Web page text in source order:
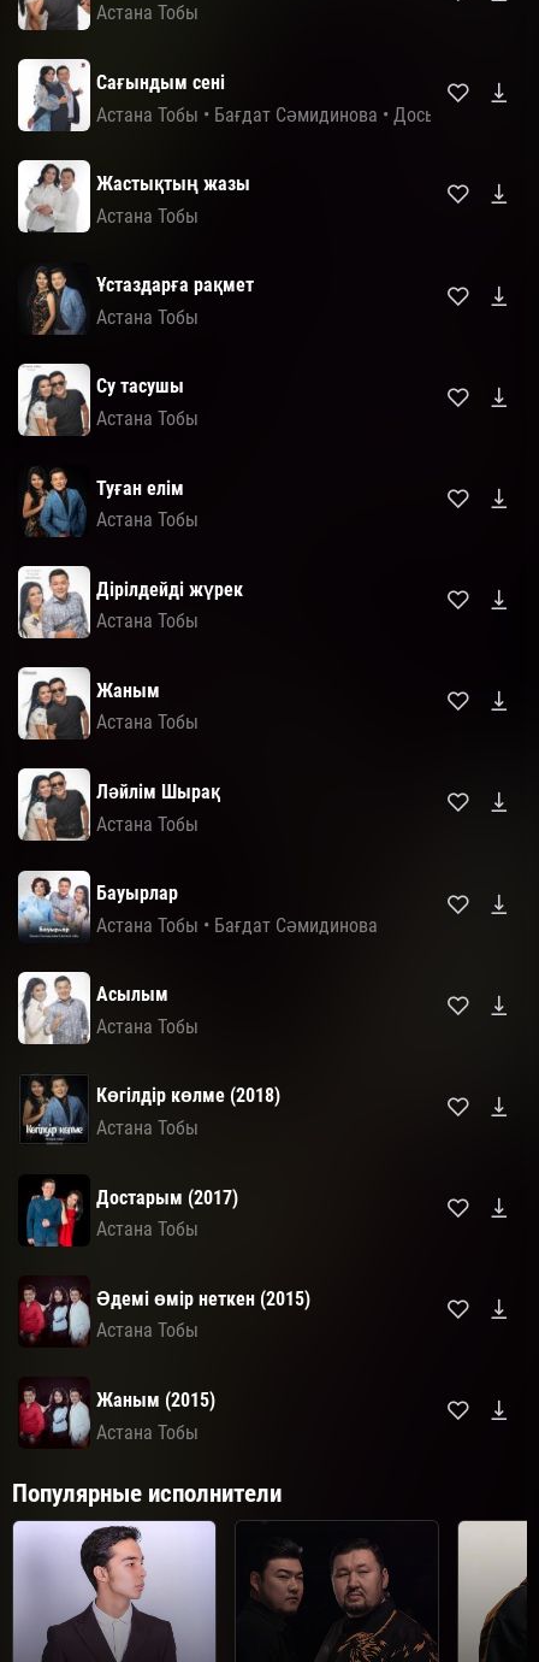
Астана Тобы
Сағындым сені
Астана Тобы • Бағдат Сәмидинова • Досымжан
Жастықтың жазы
Астана Тобы
Ұстаздарға рақмет
Астана Тобы
Су тасушы
Астана Тобы
Туған елім
Астана Тобы
Дірілдейді жүрек
Астана Тобы
Жаным
Астана Тобы
Лəйлім Шырақ
Астана Тобы
Бауырлар
Астана Тобы • Бағдат Сәмидинова
Асылым
Астана Тобы
Көгілдір көлме (2018)
Астана Тобы
Достарым (2017)
Астана Тобы
Әдемі өмір неткен (2015)
Астана Тобы
Жаным (2015)
Астана Тобы
Популярные исполнители